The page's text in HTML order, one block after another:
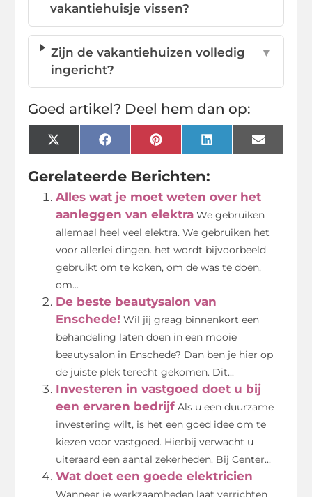
vakantiehuisje vissen?
Zijn de vakantiehuizen volledig
ingericht?
▼
Goed artikel? Deel hem dan op:
X
(Twitter)
FacebookPinterestLinkedInEmail
Gerelateerde Berichten:
Alles wat je moet weten over het
aanleggen van elektra We gebruiken
allemaal heel veel elektra. We gebruiken het
voor allerlei dingen. het wordt bijvoorbeeld
gebruikt om te koken, om de was te doen,
om...
De beste beautysalon van
Enschede! Wil jij graag binnenkort een
behandeling laten doen in een mooie
beautysalon in Enschede? Dan ben je hier op
de juiste plek terecht gekomen. Dit...
Investeren in vastgoed doet u bij
een ervaren bedrijf Als u een duurzame
investering wilt, is het een goed idee om te
kiezen voor vastgoed. Hierbij verwacht u
uiteraard een aantal zekerheden. Bij Center...
Wat doet een goede elektricien
Wanneer je werkzaamheden laat verrichten